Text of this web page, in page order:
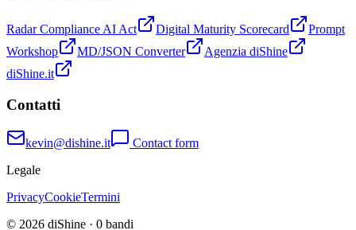
Radar Compliance AI Act Digital Maturity Scorecard
Prompt
Workshop
MD/JSON Converter
Agenzia diShine
diShine.it
Contatti
kevin@dishine.it
Contact form
Legale
PrivacyCookieTermini
© 2026 diShine · 0 bandi